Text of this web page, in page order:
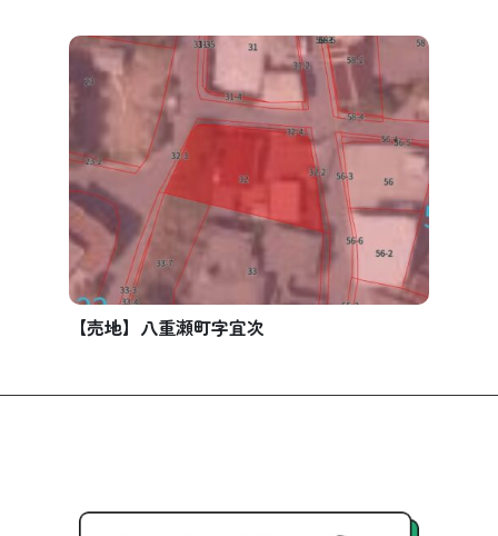
【売地】八重瀬町字宜次